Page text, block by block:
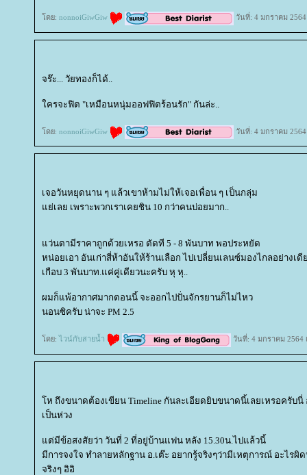
ดย: nonnoiGiwGiw วันที่: 4 มกราคม 2564
จร๊ะ... วัยทองก็ได้..
ครจะฟิต "เหมือนหนุ่มออฟฟิตร้อนรัก" กันล่ะ..
ดย: nonnoiGiwGiw วันที่: 4 มกราคม 2564
เจอวันหยุดนาน ๆ แล้วเขาห้ามไม่ให้เจอเพื่อน ๆ เป็นกลุ่ม
่เลย เพราะพวกเราเคยชิน 10 กว่าคนบ่อยมาก..
ว่นตามีราคาถูกด้วยเหรอ ตัดที 5 - 8 พันบาท พอประหยัด
หน่อยเอา อันเก่าสี่ห้าอันให้ร้านเลือก ไปเปลี่ยนเลนซ์มองไกลอย่างเดี
เกือบ 3 พันบาท.แค่คู่เดียวนะครับ หุ หุ..
ผมก็แพ้อากาศมากตอนนี้ จะออกไปปั่นจักรยานก็ไม่ไหว
นอนซิครับ น่าจะ PM 2.5
ดย:ไวน์กับสายน้ำ วันที่: 4 มกราคม 2564
ห ถึงขนาดต้องเขียน Timeline กันละเอียดยิบขนาดนี้เลยเหรอครับนี่
เป็นห่วง
ต่มีข้อสงสัยว่า วันที่ 2 ที่อยู่บ้านแฟน หลัง 15.30น.ไปแล้วนี้
มีการจงใจ ทำลายหลักฐาน อ.เต๊ะ อยากรู้จริงๆว่ามีเหตุการณ์ อะไรผิ
จริงๆ อิอิ